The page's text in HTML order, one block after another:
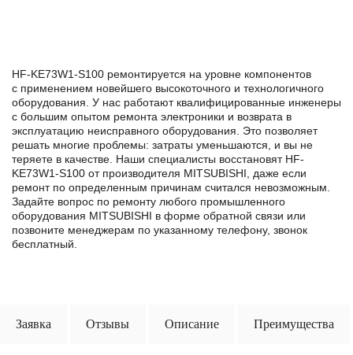
HF-KE73W1-S100 ремонтируется на уровне компонентов
с применением новейшего высокоточного и технологичного
оборудования. У нас работают квалифицированные инженеры
с большим опытом ремонта электроники и возврата в
эксплуатацию неисправного оборудования. Это позволяет
решать многие проблемы: затраты уменьшаются, и вы не
теряете в качестве. Наши специалисты восстановят HF-
KE73W1-S100 от производителя MITSUBISHI, даже если
ремонт по определенным причинам считался невозможным.
Задайте вопрос по ремонту любого промышленного
оборудования MITSUBISHI в формe обратной связи или
позвоните менеджерам по указанному телефону, звонок
бесплатный.
Заявка Отзывы Описание Преимущества